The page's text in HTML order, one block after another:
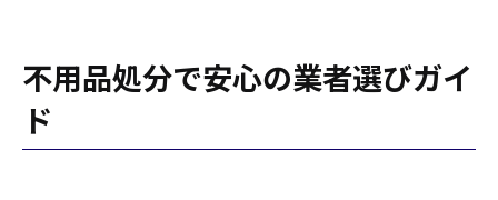
狛江市の不用品業者を比較するコツ
不用品処分で安心の業者選びガイ
ド